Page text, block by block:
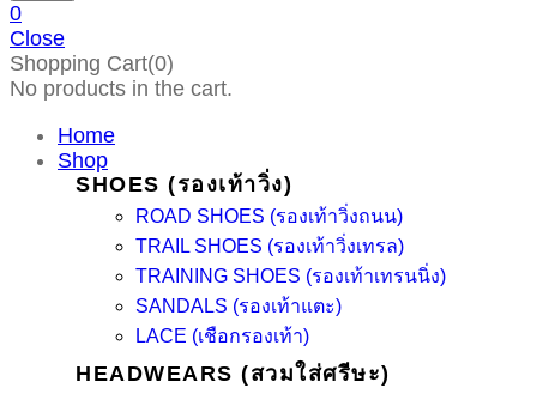
0
Close
Shopping Cart(0)
No products in the cart.
Home
Shop
SHOES (รองเท้าวิ่ง)
ROAD SHOES (รองเท้าวิ่งถนน)
TRAIL SHOES (รองเท้าวิ่งเทรล)
TRAINING SHOES (รองเท้าเทรนนิ่ง)
SANDALS (รองเท้าแตะ)
LACE (เชือกรองเท้า)
HEADWEARS (สวมใส่ศรีษะ)